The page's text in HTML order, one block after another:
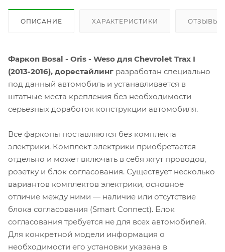
ОПИСАНИЕ ХАРАКТЕРИСТИКИ ОТЗЫВЫ
Фаркоп Bosal - Oris - Weso для Chevrolet Trax I
(2013-2016), дорестайлинг разработан специально
под данный автомобиль и устанавливается в
штатные места крепления без необходимости
серьезных доработок конструкции автомобиля.
Все фаркопы поставляются без комплекта
электрики. Комплект электрики приобретается
отдельно и может включать в себя жгут проводов,
розетку и блок согласования. Существует несколько
вариантов комплектов электрики, основное
отличие между ними — наличие или отсутствие
блока согласования (Smart Connect). Блок
согласования требуется не для всех автомобилей.
Для конкретной модели информация о
необходимости его установки указана в